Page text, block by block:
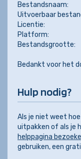
Bestandsnaam:
Uitvoerbaar
Licentie:
Platform:
Bestandsgrootte:
Bedankt voor het
Hulp nodig?
Als je niet weet
uitpakken of als je
helppagina
gebruiken, een